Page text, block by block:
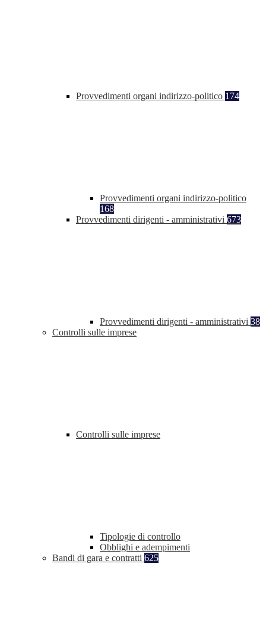
Provvedimenti organi indirizzo-politico 174
Provvedimenti organi indirizzo-politico
168
Provvedimenti dirigenti - amministrativi 673
Provvedimenti dirigenti - amministrativi 38
Controlli sulle imprese
Controlli sulle imprese
Tipologie di controllo
Obblighi e adempimenti
Bandi di gara e contratti 625